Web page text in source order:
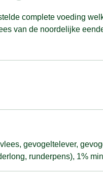
complete voeding
van de noordelijke
gevogeltelever,
runderpens), 1%